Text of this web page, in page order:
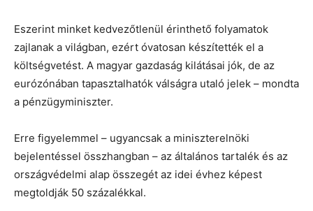
Eszerint minket kedvezőtlenül érinthető folyamatok
zajlanak a világban, ezért óvatosan készítették el a
költségvetést. A magyar gazdaság kilátásai jók, de az
eurózónában tapasztalhatók válságra utaló jelek – mondta
a pénzügyminiszter.
Erre figyelemmel – ugyancsak a miniszterelnöki
bejelentéssel összhangban – az általános tartalék és az
országvédelmi alap összegét az idei évhez képest
megtoldják 50 százalékkal.